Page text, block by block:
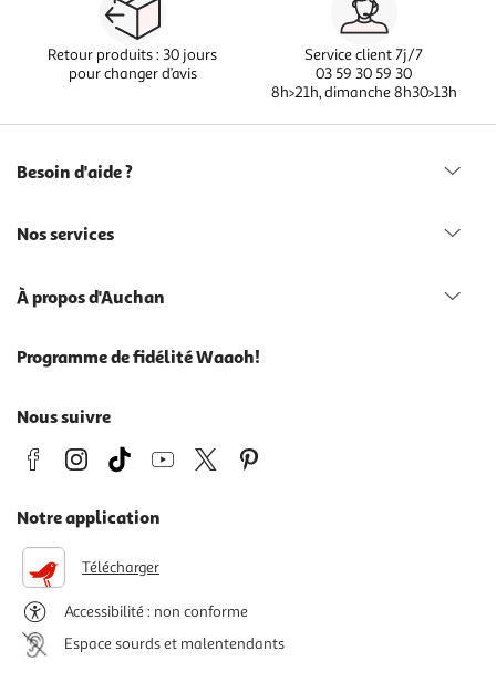
Retour produits : 30 jours
pour changer d’avis
Service client 7j/7
03 59 30 59 30
8h>21h, dimanche 8h30>13h
Besoin d'aide ?
Nos services
À propos d'Auchan
Programme de fidélité Waaoh!
Nous suivre
Notre application
Télécharger
Accessibilité : non conforme
Espace sourds et malentendants